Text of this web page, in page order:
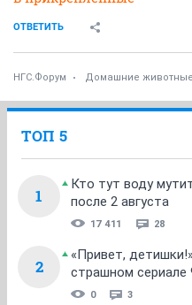
ОТВЕТИТЬ
НГС.Форум Домашние животные
ТОП 5
1
Кто тут воду
после 2 августа
17 411 28
2
«Привет,
страшном сериале
0 3